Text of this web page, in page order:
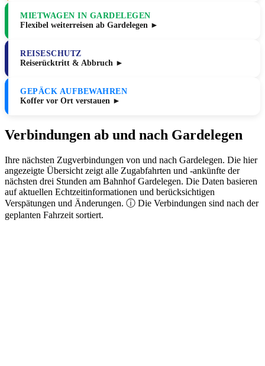
MIETWAGEN IN GARDELEGEN
Flexibel weiterreisen ab Gardelegen ►
REISESCHUTZ
Reiserücktritt & Abbruch ►
GEPÄCK AUFBEWAHREN
Koffer vor Ort verstauen ►
Verbindungen ab und nach Gardelegen
Ihre nächsten Zugverbindungen von und nach Gardelegen. Die hier
angezeigte Übersicht zeigt alle Zugabfahrten und -ankünfte der
nächsten drei Stunden am Bahnhof Gardelegen. Die Daten basieren
auf aktuellen Echtzeitinformationen und berücksichtigen
Verspätungen und Änderungen. ⓘ Die Verbindungen sind nach der
geplanten Fahrzeit sortiert.